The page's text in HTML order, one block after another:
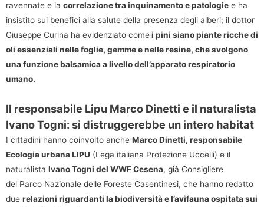
ravennate e la correlazione tra inquinamento e patologie e ha
insistito sui benefici alla salute della presenza degli alberi; il dottor
Giuseppe Curina ha evidenziato comei pini siano piante ricche di
oli essenziali nelle foglie, gemme e nelle resine, che svolgono
una funzione balsamica a livello dell’apparato respiratorio
umano.
Il responsabile Lipu Marco Dinetti e il naturalista
Ivano Togni: si distruggerebbe un intero habitat
I cittadini hanno coinvolto anche Marco Dinetti, responsabile
Ecologia urbana LIPU (Lega italiana Protezione Uccelli) e il
naturalista Ivano Togni del WWF Cesena, già Consigliere
del Parco Nazionale delle Foreste Casentinesi, che hanno redatto
due relazioni riguardanti la biodiversità e l’avifauna ospitata sui